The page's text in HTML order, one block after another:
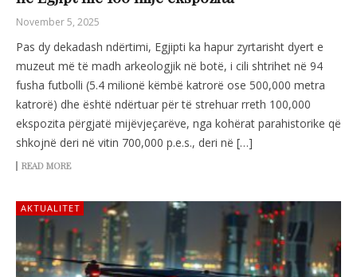
November 5, 2025
Pas dy dekadash ndërtimi, Egjipti ka hapur zyrtarisht dyert e
muzeut më të madh arkeologjik në botë, i cili shtrihet në 94
fusha futbolli (5.4 milionë këmbë katrorë ose 500,000 metra
katrorë) dhe është ndërtuar për të strehuar rreth 100,000
ekspozita përgjatë mijëvjeçarëve, nga kohërat parahistorike që
shkojnë deri në vitin 700,000 p.e.s., deri në […]
READ MORE
AKTUALITET